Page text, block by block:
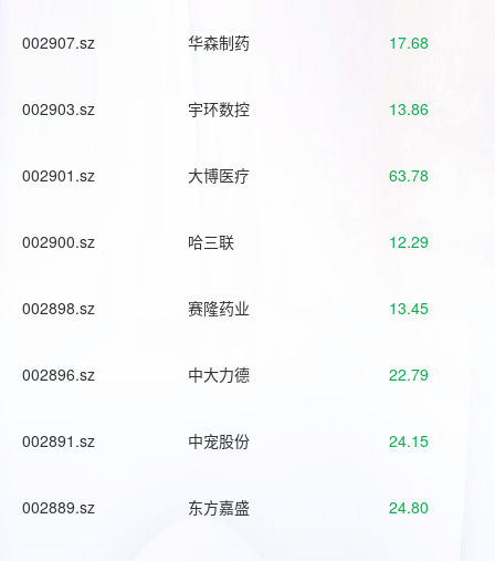
002907.sz 华森制药 17.68
002903.sz 宇环数控 13.86
002901.sz 大博医疗 63.78
002900.sz 哈三联 12.29
002898.sz 赛隆药业 13.45
002896.sz 中大力德 22.79
002891.sz 中宠股份 24.15
002889.sz 东方嘉盛 24.80